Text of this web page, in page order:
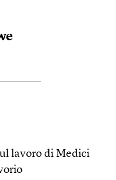
lavoro di Medici